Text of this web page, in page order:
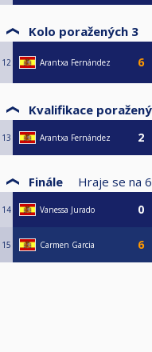
Kolo poražených 3
12 Arantxa Fernández
Kvalifikace
13 Arantxa Fernández
Finále Hraje se na 6
14 Vanessa Jurado
15 Carmen Garcia